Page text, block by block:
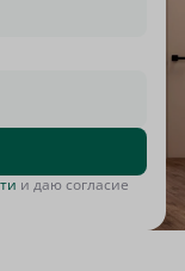
и даю согласие